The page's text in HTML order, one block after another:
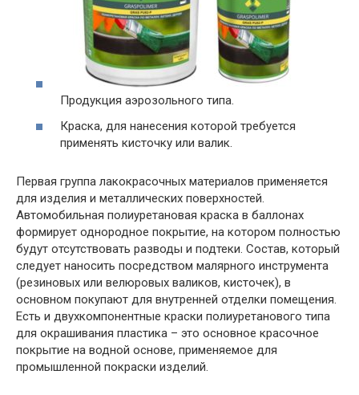
Продукция аэрозольного типа.
Краска, для нанесения которой требуется
применять кисточку или валик.
Первая группа лакокрасочных материалов применяется
для изделия и металлических поверхностей.
Автомобильная полиуретановая краска в баллонах
формирует однородное покрытие, на котором полностью
будут отсутствовать разводы и подтеки. Состав, который
следует наносить посредством малярного инструмента
(резиновых или велюровых валиков, кисточек), в
основном покупают для внутренней отделки помещения.
Есть и двухкомпонентные краски полиуретанового типа
для окрашивания пластика – это основное красочное
покрытие на водной основе, применяемое для
промышленной покраски изделий.